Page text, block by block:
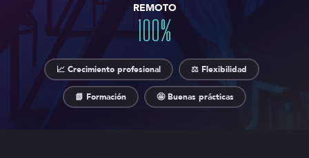
REMOTO
100%
📈 Crecimiento profesional ⚖️ Flexibilidad
📗 Formación 🤩 Buenas prácticas